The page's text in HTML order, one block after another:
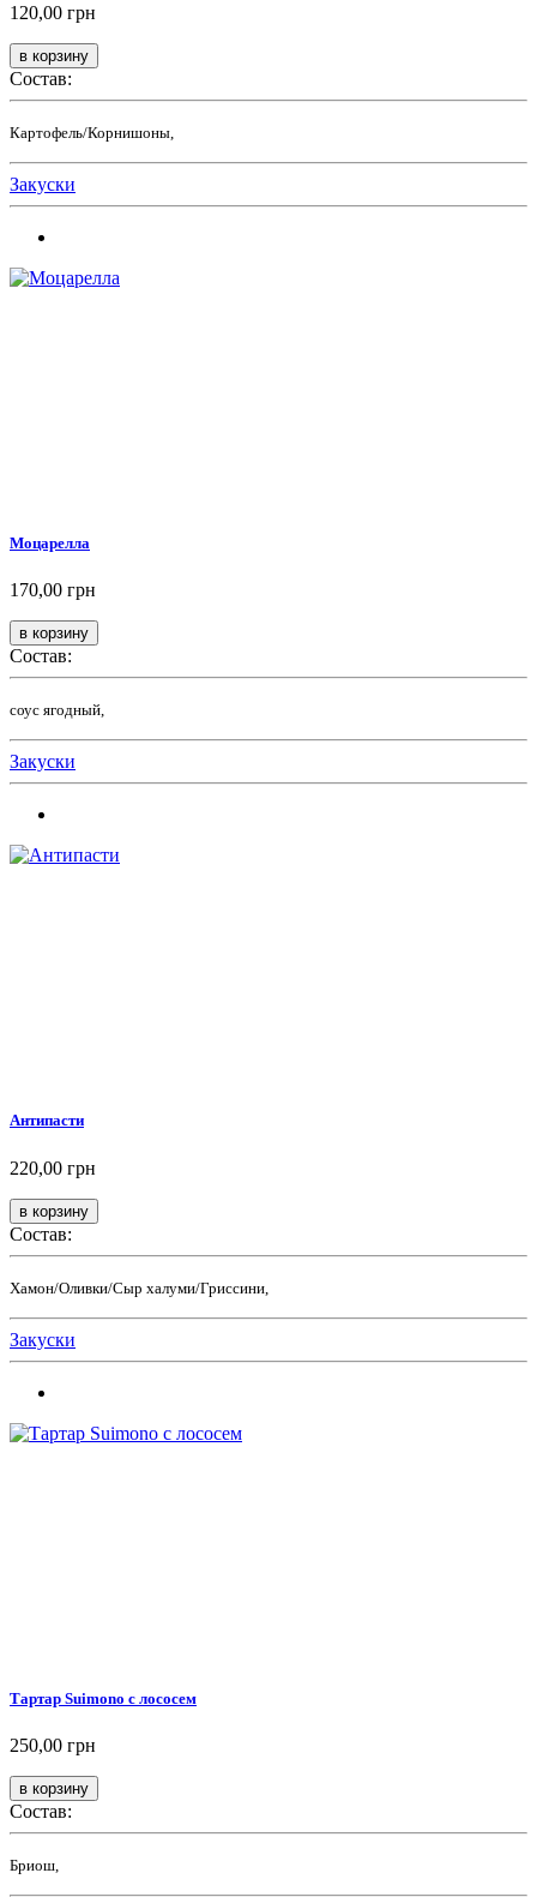
120,00 грн
Состав:
Картофель/Корнишоны,
Закуски
Моцарелла
170,00 грн
Состав:
соус ягодный,
Закуски
Антипасти
220,00 грн
Состав:
Хамон/Оливки/Сыр халуми/Гриссини,
Закуски
Тартар Suimono с лососем
250,00 грн
Состав:
Бриош,